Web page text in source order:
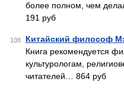
более полном, чем
191 руб
108 Китайский философ
Книга рекомендуется
культурологам,
читателей… 864 руб